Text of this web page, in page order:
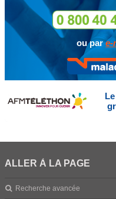
ou pare-
ALLER À LA PAGE
Recherche avancée